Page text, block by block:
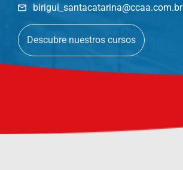
birigui_santacatarina@ccaa.com.br
Descubre nuestros cursos